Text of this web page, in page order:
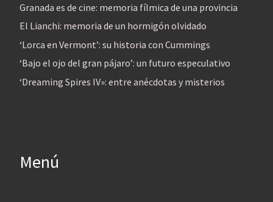
Granada es de cine: memoria fílmica de una provincia
El Lianchi: memoria de un hormigón olvidado
‘Lorca en Vermont’: su historia con Cummings
‘Bajo el ojo del gran pájaro’: un futuro especulativo
‘Dreaming Spires IV»: entre anécdotas y misterios
Menú